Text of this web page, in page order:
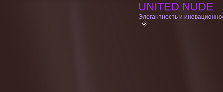
UNITED NUDE
Элегантность и